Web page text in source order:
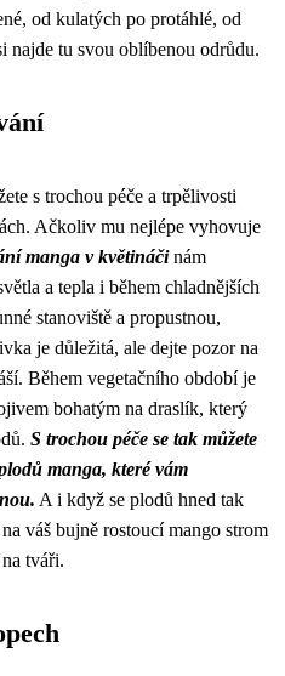
od kulatých po protáhlé, od
najde tu svou oblíbenou odrůdu.
s trochou péče a trpělivosti
Ačkoliv mu nejlépe vyhovuje
manga v květináčinám
a tepla i během chladnějších
stanoviště a propustnou,
je důležitá, ale dejte pozor na
Během vegetačního období je
bohatým na draslík, který
S trochou péče se tak můžete
manga, které vám
A i když se plodů hned tak
váš bujně rostoucí mango strom
tváři.